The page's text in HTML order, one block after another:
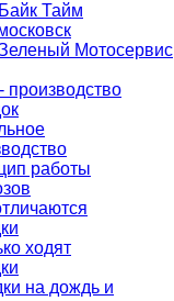
Байк Тайм
Мотосервис
производство
работы
ходят
на дождь и